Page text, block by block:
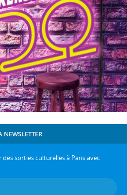
NEWSLETTER
sorties culturelles à Paris avec